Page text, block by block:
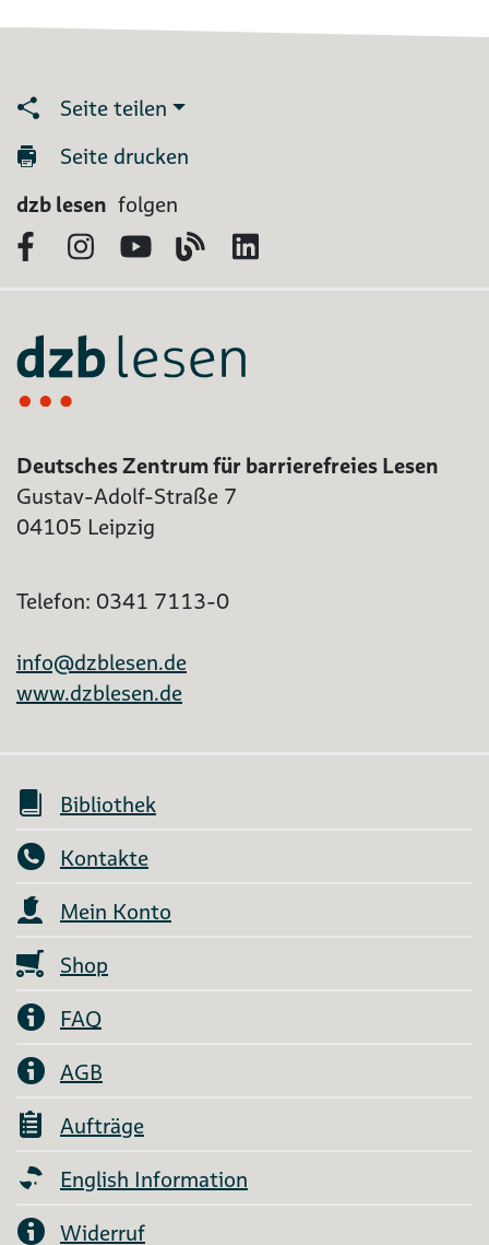
Seite teilen
Seite drucken
dzb lesen folgen
FacebookInstagram
YouTubeBlog
Deutsches Zentrum für barrierefreies Lesen
Gustav-Adolf-Straße 7
04105 Leipzig
Telefon: 0341 7113-0
info@dzblesen.de
www.dzblesen.de
Bibliothek
Kontakte
Mein Konto
Shop
FAQ
AGB
Aufträge
English Information
Widerruf